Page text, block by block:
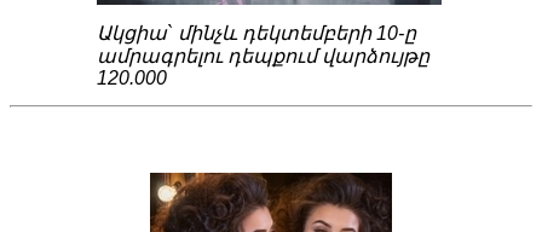
Ակցիա` մինչև դեկտեմբերի 10-ը
ամրագրելու դեպքում վարձույթը
120.000